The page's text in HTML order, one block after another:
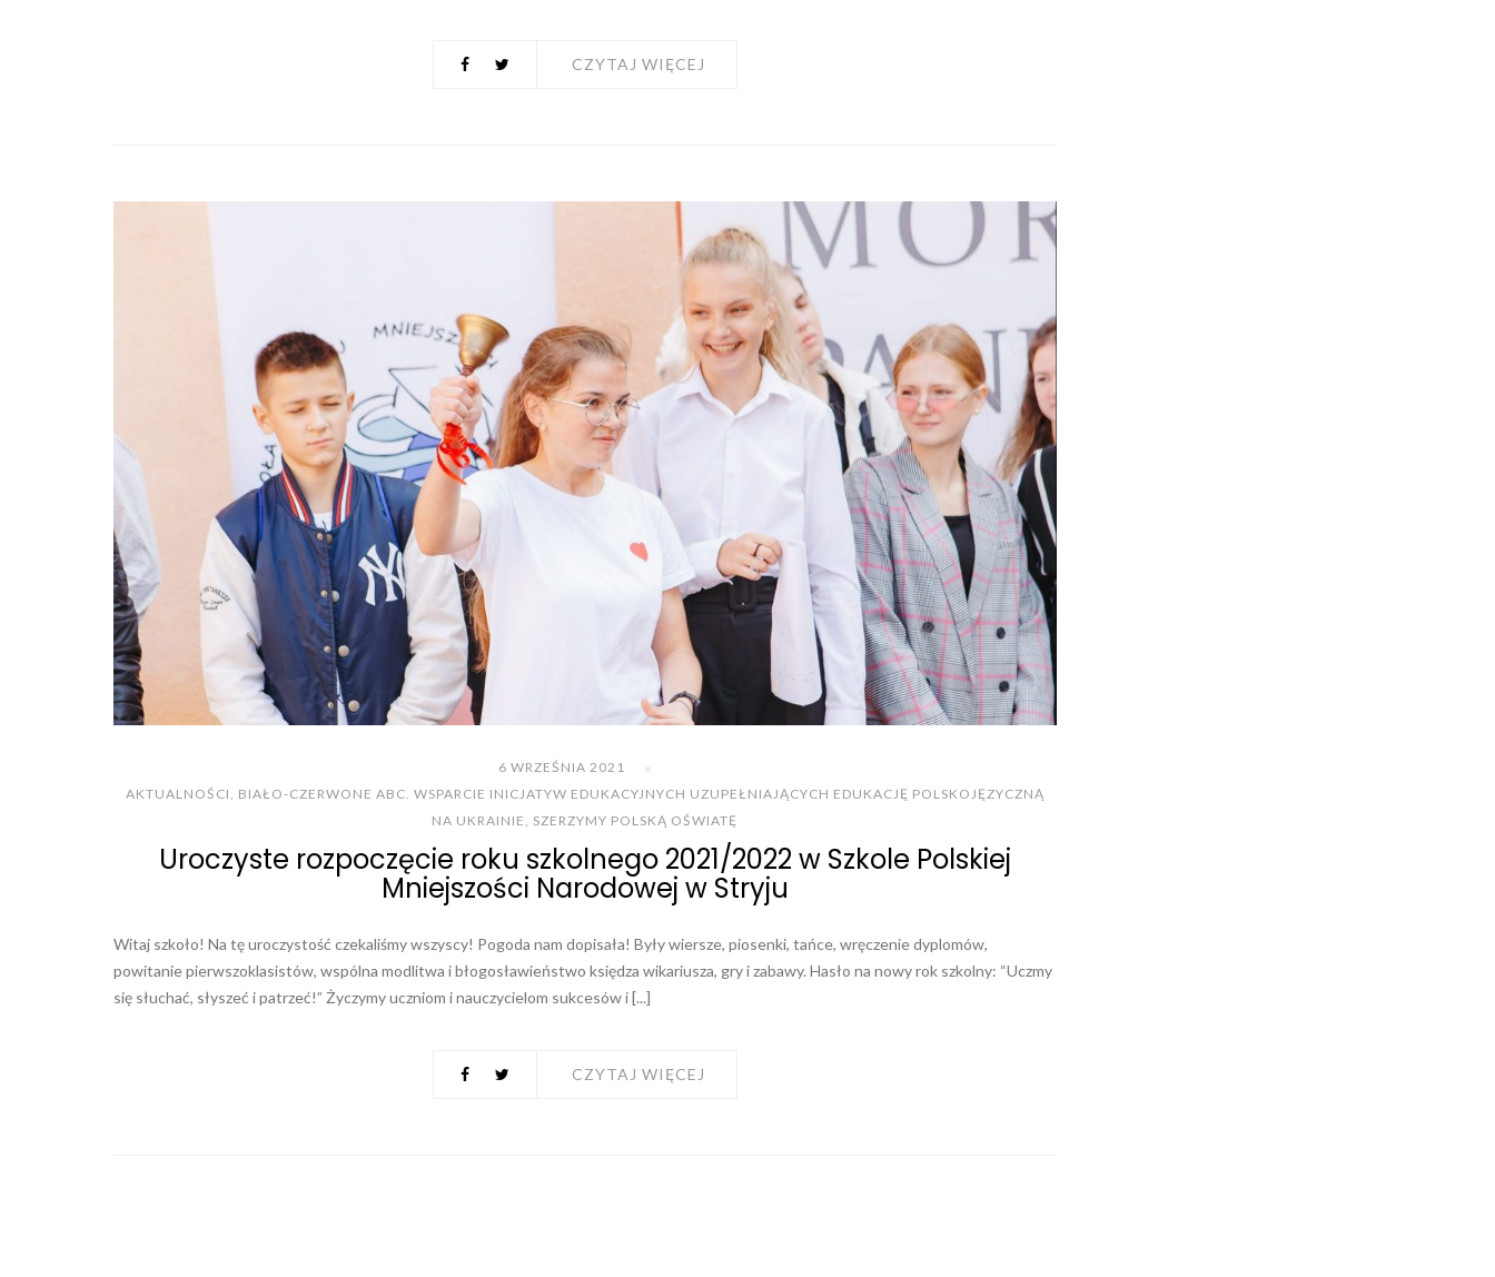
CZYTAJ WIĘCEJ
6 WRZEŚNIA 2021
AKTUALNOŚCI, BIAŁO-CZERWONE ABC. WSPARCIE INICJATYW EDUKACYJNYCH UZUPEŁNIAJĄCYCH EDUKACJĘ POLSKOJĘZYCZNĄ
NA UKRAINIE, SZERZYMY POLSKĄ OŚWIATĘ
Uroczyste rozpoczęcie roku szkolnego 2021/2022 w Szkole Polskiej
Mniejszości Narodowej w Stryju
Witaj szkoło! Na tę uroczystość czekaliśmy wszyscy! Pogoda nam dopisała! Były wiersze, piosenki, tańce, wręczenie dyplomów,
powitanie pierwszoklasistów, wspólna modlitwa i błogosławieństwo księdza wikariusza, gry i zabawy. Hasło na nowy rok szkolny: “Uczmy
się słuchać, słyszeć i patrzeć!” Życzymy uczniom i nauczycielom sukcesów i [...]
CZYTAJ WIĘCEJ